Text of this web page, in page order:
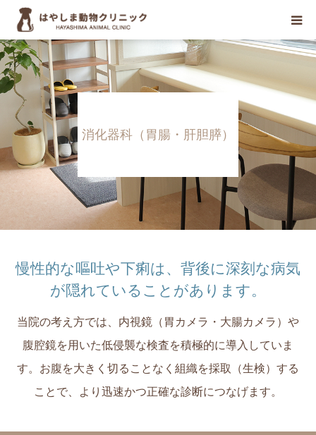
消化器科（胃腸・肝胆膵）
慢性的な嘔吐や下痢は、背後に深刻な病気
が隠れていることがあります。
当院の考え方では、内視鏡（胃カメラ・大腸カメラ）や
腹腔鏡を用いた低侵襲な検査を積極的に導入していま
す。お腹を大きく切ることなく組織を採取（生検）する
ことで、より迅速かつ正確な診断につなげます。
初めての方へ
当院について
診療案内
診療科目
お知らせ
医療関係者の方々へ
診療予約